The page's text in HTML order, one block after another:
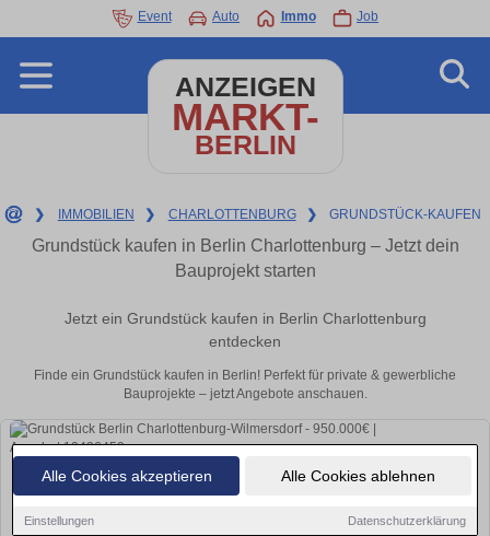
Alle Cookies akzeptieren Alle Cookies ablehnen
Einstellungen Datenschutzerklärung
Event Auto Immo Job
ANZEIGEN
MARKT-
BERLIN
❯ IMMOBILIEN ❯ CHARLOTTENBURG ❯ GRUNDSTÜCK-KAUFEN
Grundstück kaufen in Berlin Charlottenburg – Jetzt dein
Bauprojekt starten
Jetzt ein Grundstück kaufen in Berlin Charlottenburg
entdecken
Finde ein Grundstück kaufen in Berlin! Perfekt für private & gewerbliche
Bauprojekte – jetzt Angebote anschauen.